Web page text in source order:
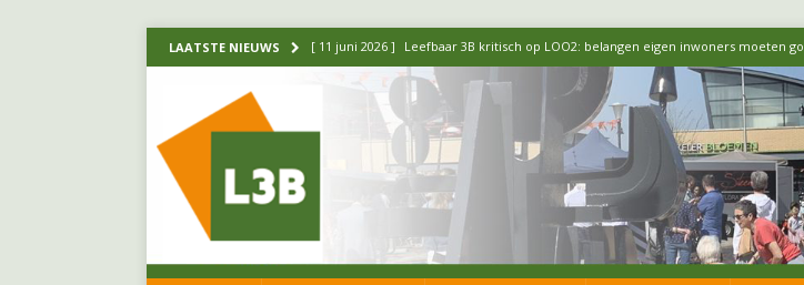
LAATSTE NIEUWS [ 11 juni 2026 ] Leefbaar 3B kritisch op LOO2: belangen eigen inwoners moeten
[ 20 mei 2026 ] Leefbaar 3B ondersteunt oproep van lokale partijen uit heel
luchtalarm niet af! FRACTIE
[ 14 mei 2026 ] Update over de formatie: vacature voor onafhankelijke